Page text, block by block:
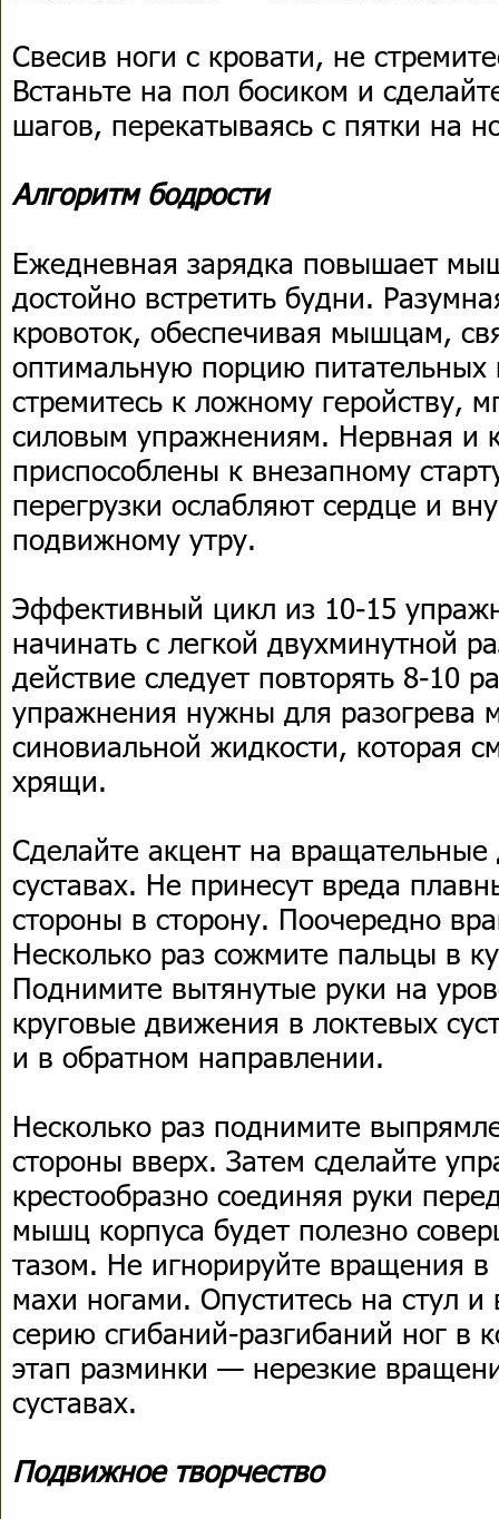
Свесив ноги с кровати, не
Встаньте на пол босиком и
шагов, перекатываясь с пятки на
Алгоритм бодрости
Ежедневная зарядка повышает
достойно встретить будни.
кровоток, обеспечивая мышцам,
оптимальную порцию
стремитесь к ложному геройству,
силовым упражнениям. Нервная и
приспособлены к внезапному
перегрузки ослабляют сердце и
подвижному утру.
Эффективный цикл из 10-15
начинать с легкой двухминутной
действие следует повторять 8-10
упражнения нужны для
синовиальной жидкости, которая
хрящи.
Сделайте акцент на
суставах. Не принесут вреда
стороны в сторону. Поочередно
Несколько раз сожмите пальцы в
Поднимите вытянутые руки на
круговые движения в локтевых
и в обратном направлении.
Несколько раз поднимите
стороны вверх. Затем сделайте
крестообразно соединяя руки
мышц корпуса будет полезно
тазом. Не игнорируйте вращения в
махи ногами. Опуститесь на стул
серию сгибаний-разгибаний ног в
этап разминки — нерезкие
суставах.
Подвижное творчество